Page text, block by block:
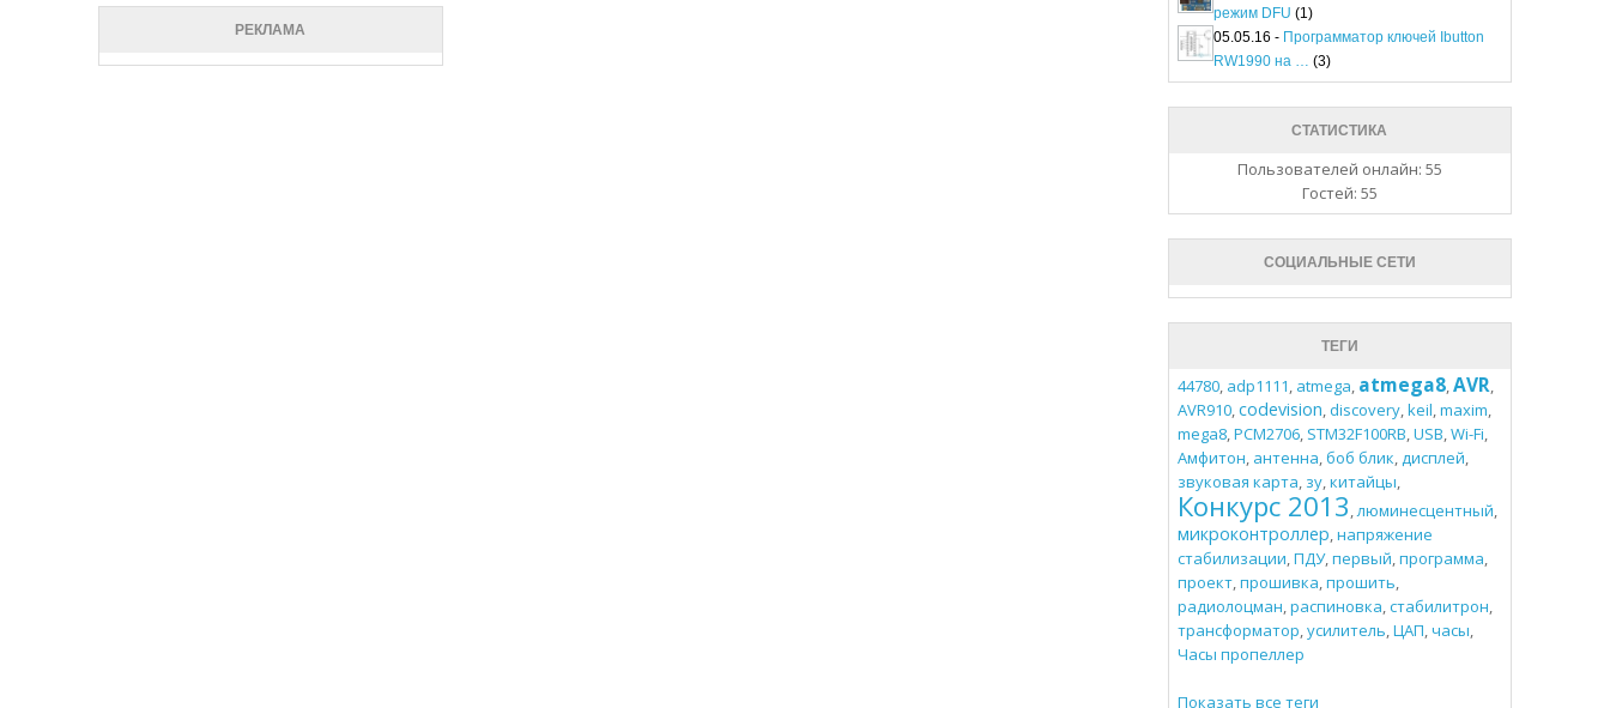
РЕКЛАМА
режим DFU (1)
05.05.16 - Программатор ключей Ibutton
RW1990 на … (3)
СТАТИСТИКА
Пользователей онлайн: 55
Гостей: 55
СОЦИАЛЬНЫЕ СЕТИ
ТЕГИ
44780, adp1111, atmega, atmega8,AVR,
AVR910,codevision,discovery,keil,maxim,
mega8,PCM2706, STM32F100RB,USB,Wi-Fi,
Амфитон, антенна,боб блик,дисплей,
звуковая карта, зу,китайцы,
Конкурс 2013,люминесцентный,
микроконтроллер,напряжение
стабилизации,ПДУ,первый,программа,
проект,прошивка,прошить,
радиолоцман,распиновка,стабилитрон,
трансформатор,усилитель,ЦАП,часы,
Часы пропеллер
Показать все теги